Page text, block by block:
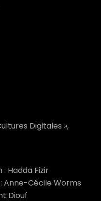
Digitales »,
Hadda Fizir
Anne-Cécile Worms
Diouf